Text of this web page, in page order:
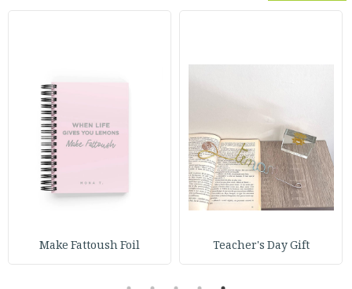
Teacher's Day Gift
Make Fattoush Foil